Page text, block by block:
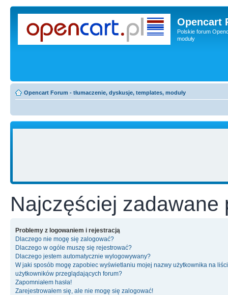
Opencart
Polskie forum
moduły
Opencart Forum - tłumaczenie, dyskusje, templates, moduły
Najczęściej zadawane
Problemy z logowaniem i rejestracją
Dlaczego nie mogę się zalogować?
Dlaczego w ogóle muszę się rejestrować?
Dlaczego jestem automatycznie wylogowywany?
W jaki sposób mogę zapobiec wyświetlaniu mojej nazwy użytkownika na
użytkowników przeglądających forum?
Zapomniałem hasła!
Zarejestrowałem się, ale nie mogę się zalogować!